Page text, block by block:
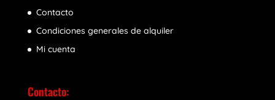
Contacto
Condiciones generales de alquiler
Mi cuenta
Contacto: